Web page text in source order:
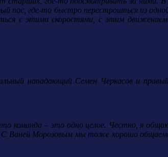
где-то быстро перестроиться из
с этими скоростями, с этим
нападающий Семен Черкасов и
команда – это одно целое. Честно, я
Ваней Морозовым мы тоже хорошо